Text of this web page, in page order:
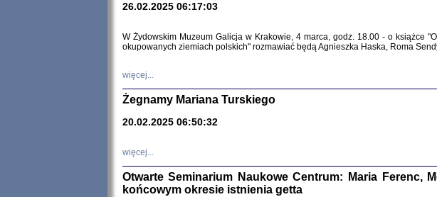
26.02.2025 06:17:03
W Żydowskim Muzeum Galicja w Krakowie, 4 marca, godz. 18.00 - o książce
okupowanych ziemiach polskich" rozmawiać będą Agnieszka Haska, Roma
więcej...
Żegnamy Mariana Turskiego
20.02.2025 06:50:32
więcej...
Otwarte Seminarium Naukowe Centrum: Maria Ferenc,
końcowym okresie istnienia getta